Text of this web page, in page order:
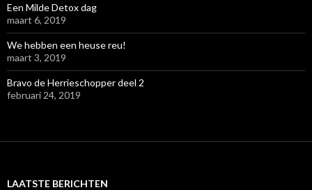
Een Milde Detox dag
maart 6, 2019
We hebben een heuse reu!
maart 3, 2019
Bravo de Herrieschopper deel 2
februari 24, 2019
LAATSTE BERICHTEN